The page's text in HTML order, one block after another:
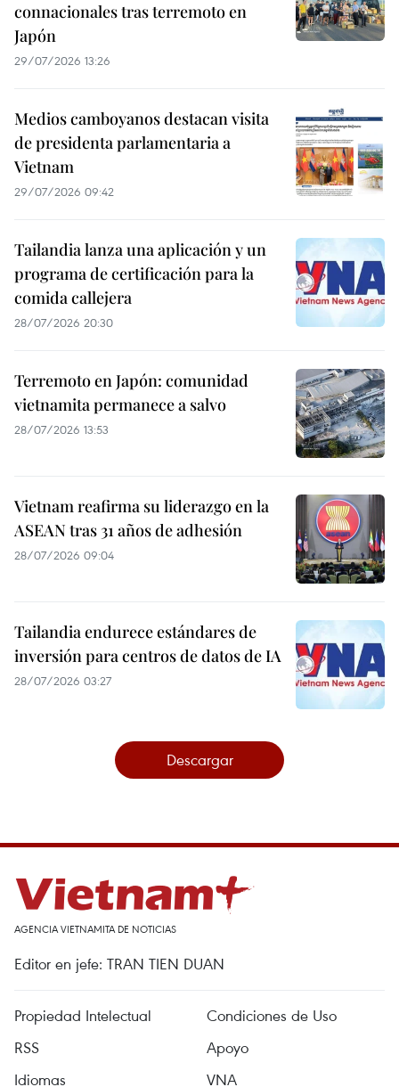
connacionales tras terremoto en
Japón
29/07/2026 13:26
Medios camboyanos destacan visita
de presidenta parlamentaria a
Vietnam
29/07/2026 09:42
Tailandia lanza una aplicación y un
programa de certificación para la
comida callejera
28/07/2026 20:30
Terremoto en Japón: comunidad
vietnamita permanece a salvo
28/07/2026 13:53
Vietnam reafirma su liderazgo en la
ASEAN tras 31 años de adhesión
28/07/2026 09:04
Tailandia endurece estándares de
inversión para centros de datos de IA
28/07/2026 03:27
Descargar
AGENCIA VIETNAMITA DE NOTICIAS
Editor en jefe: TRAN TIEN DUAN
Propiedad Intelectual
Condiciones de Uso
RSS
Apoyo
Idiomas
VNA